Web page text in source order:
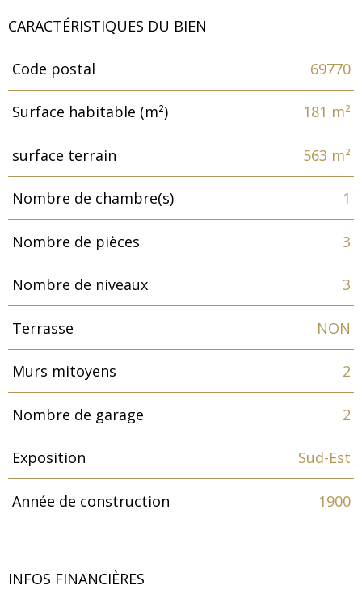
CARACTÉRISTIQUES DU BIEN
Caractéristiques
Code postal 69770
Surface habitable (m²) 181 m²
surface terrain 563 m²
Nombre de chambre(s) 1
Nombre de pièces 3
Nombre de niveaux 3
Terrasse NON
Murs mitoyens 2
Nombre de garage 2
Exposition Sud-Est
Année de construction 1900
INFOS FINANCIÈRES